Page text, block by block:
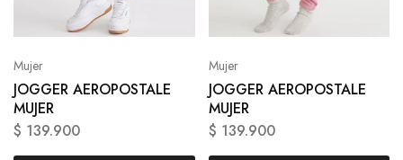
Mujer
JOGGER AEROPOSTALE
MUJER
$ 139.900
Mujer
JOGGER AEROPOSTALE
MUJER
$ 139.900